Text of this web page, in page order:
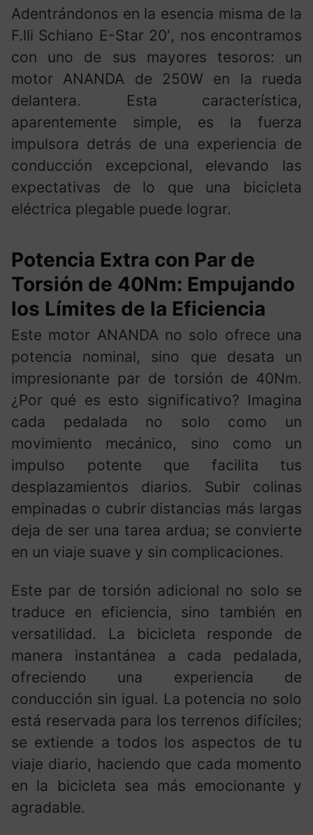
Adentrándonos en la esencia misma de la
F.lli Schiano E-Star 20′, nos encontramos
con uno de sus mayores tesoros: un
motor ANANDA de 250W en la rueda
delantera. Esta característica,
aparentemente simple, es la fuerza
impulsora detrás de una experiencia de
conducción excepcional, elevando las
expectativas de lo que una bicicleta
eléctrica plegable puede lograr.
Potencia Extra con Par de
Torsión de 40Nm: Empujando
los Límites de la Eficiencia
Este motor ANANDA no solo ofrece una
potencia nominal, sino que desata un
impresionante par de torsión de 40Nm.
¿Por qué es esto significativo? Imagina
cada pedalada no solo como un
movimiento mecánico, sino como un
impulso potente que facilita tus
desplazamientos diarios. Subir colinas
empinadas o cubrir distancias más largas
deja de ser una tarea ardua; se convierte
en un viaje suave y sin complicaciones.
Este par de torsión adicional no solo se
traduce en eficiencia, sino también en
versatilidad. La bicicleta responde de
manera instantánea a cada pedalada,
ofreciendo una experiencia de
conducción sin igual. La potencia no solo
está reservada para los terrenos difíciles;
se extiende a todos los aspectos de tu
viaje diario, haciendo que cada momento
en la bicicleta sea más emocionante y
agradable.